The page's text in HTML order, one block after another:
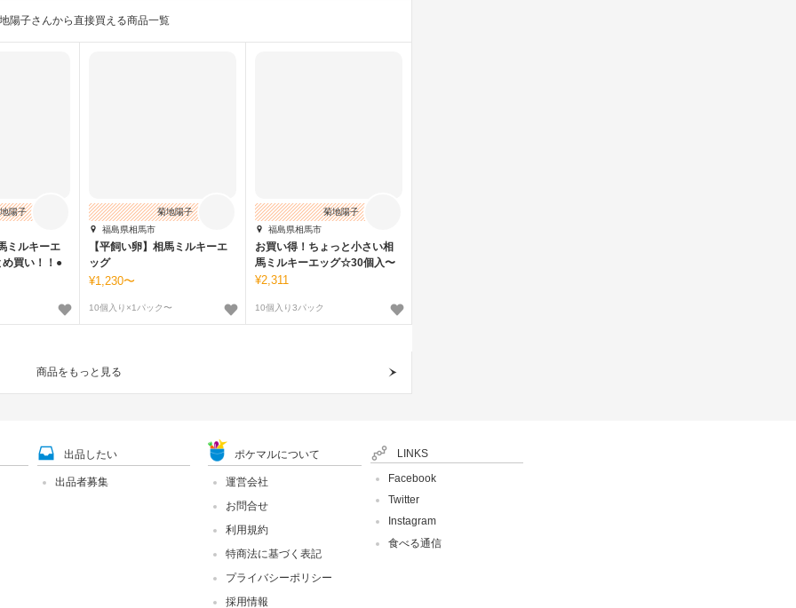
陽子さんから直接買える商品一覧
ミルキーエ
買い！！●
陽子
【平飼い卵】相馬ミルキーエ
ッグ
1,230〜
10個入り×1パック〜
菊地陽子
福島県相馬市
お買い得！ちょっと小さい相
馬ミルキーエッグ☆30個入〜
2,311
10個入り3パック
菊地陽子
福島県相馬市
商品をもっと見る
出品したい
出品者募集
ポケマルについて
運営会社
お問合せ
利用規約
特商法に基づく表記
プライバシーポリシー
採用情報
LINKS
Facebook
Twitter
Instagram
食べる通信